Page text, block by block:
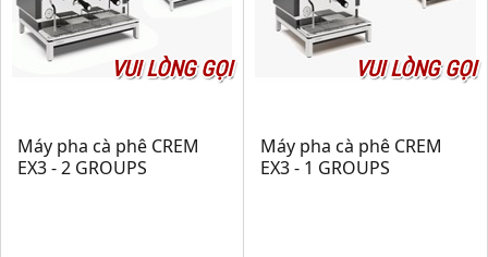
VUI LÒNG GỌI
Máy pha cà phê CREM
EX3 - 2 GROUPS
VUI LÒNG GỌI
Máy pha cà phê CREM
EX3 - 1 GROUPS